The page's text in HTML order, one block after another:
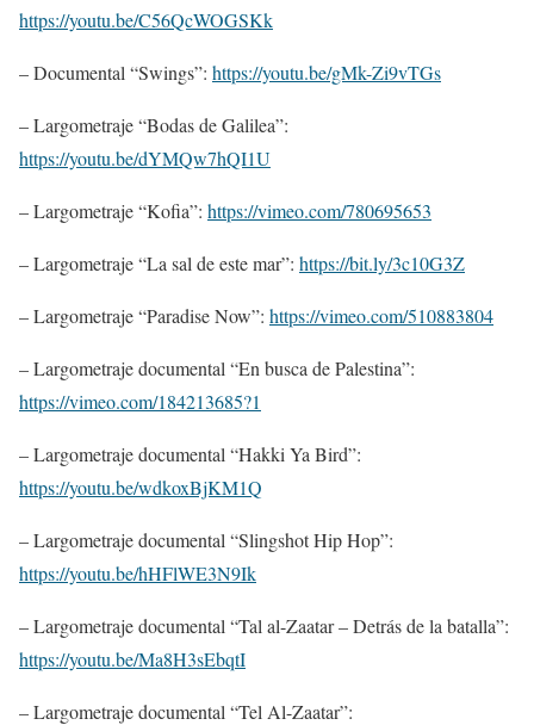
https://youtu.be/C56QcWOGSKk
– Documental “Swings”: https://youtu.be/gMk-Zi9vTGs
– Largometraje “Bodas de Galilea”:
https://youtu.be/dYMQw7hQI1U
– Largometraje “Kofia”: https://vimeo.com/780695653
– Largometraje “La sal de este mar”: https://bit.ly/3c10G3Z
– Largometraje “Paradise Now”: https://vimeo.com/510883804
– Largometraje documental “En busca de Palestina”:
https://vimeo.com/184213685?1
– Largometraje documental “Hakki Ya Bird”:
https://youtu.be/wdkoxBjKM1Q
– Largometraje documental “Slingshot Hip Hop”:
https://youtu.be/hHFlWE3N9Ik
– Largometraje documental “Tal al-Zaatar – Detrás de la batalla”:
https://youtu.be/Ma8H3sEbqtI
– Largometraje documental “Tel Al-Zaatar”: